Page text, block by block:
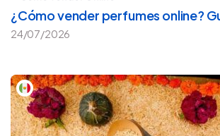
¿Cómo vender perfumes online?
24/07/2026